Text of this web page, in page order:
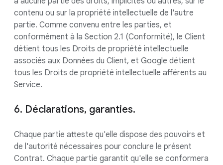
contenu ou sur la propriété intellectuelle de l'autre
partie. Comme convenu entre les parties, et
conformément à la Section 2.1 (Conformité), le Client
détient tous les Droits de propriété intellectuelle
associés aux Données du Client, et Google détient
tous les Droits de propriété intellectuelle afférents au
Service.
6. Déclarations, garanties.
Chaque partie atteste qu'elle dispose des pouvoirs et
de l'autorité nécessaires pour conclure le présent
Contrat. Chaque partie garantit qu'elle se conformera